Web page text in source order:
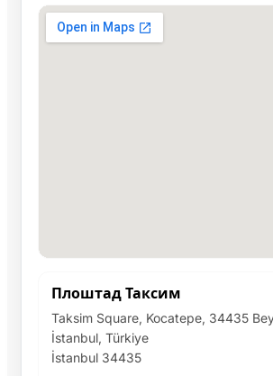
Плоштад Таксим
Taksim Square, Kocatepe, 34435
İstanbul, Türkiye
İstanbul 34435